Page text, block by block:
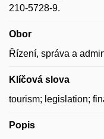
210-5728-9.
Obor
Řízení, správa a
Klíčová slova
tourism; legislation;
Popis